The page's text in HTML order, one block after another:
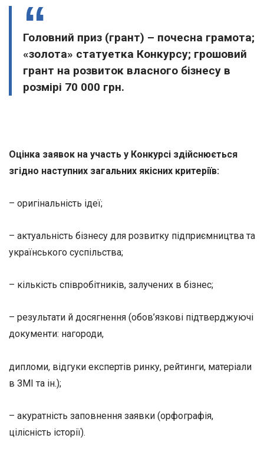
Головний приз (грант) – почесна грамота;
«золота» статуетка Конкурсу; грошовий
грант на розвиток власного бізнесу в
розмірі 70 000 грн.
Оцінка заявок на участь у Конкурсі здійснюється
згідно наступних загальних якісних критеріїв:
– оригінальність ідеї;
– актуальність бізнесу для розвитку підприємництва та
українського суспільства;
– кількість співробітників, залучених в бізнес;
– результати й досягнення (обов’язкові підтверджуючі
документи: нагороди,
дипломи, відгуки експертів ринку, рейтинги, матеріали
в ЗМІ та ін.);
– акуратність заповнення заявки (орфографія,
цілісність історії).